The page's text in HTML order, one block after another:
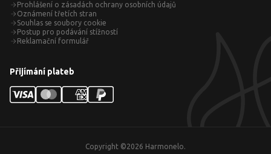
Prohlášení o zásadách ochrany osobních údajů
Oznámení třetích stran
Souhlas se soubory cookie
Postup pro podávání stížností
Reklamační formulář
Přijímání plateb
Copyright ©2026 Harmonelo.